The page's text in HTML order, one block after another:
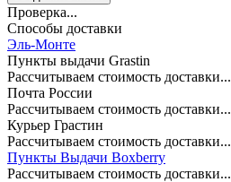
Проверка...
Способы доставки
Эль-Монте
Пункты выдачи Grastin
Рассчитываем стоимость доставки...
Почта России
Рассчитываем стоимость доставки...
Курьер Грастин
Рассчитываем стоимость доставки...
Пункты Выдачи Boxberry
Рассчитываем стоимость доставки...